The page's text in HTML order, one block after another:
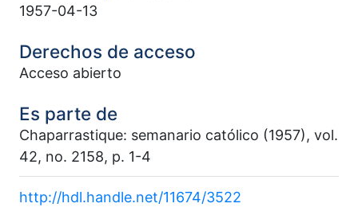
1957-04-13
Derechos de acceso
Acceso abierto
Es parte de
Chaparrastique: semanario católico (1957), vol.
42, no. 2158, p. 1-4
http://hdl.handle.net/11674/3522